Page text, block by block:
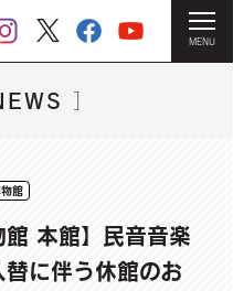
MENU
らせ（6/29~7/9）
］
館
館 本館】民音音楽
に伴う休館のお